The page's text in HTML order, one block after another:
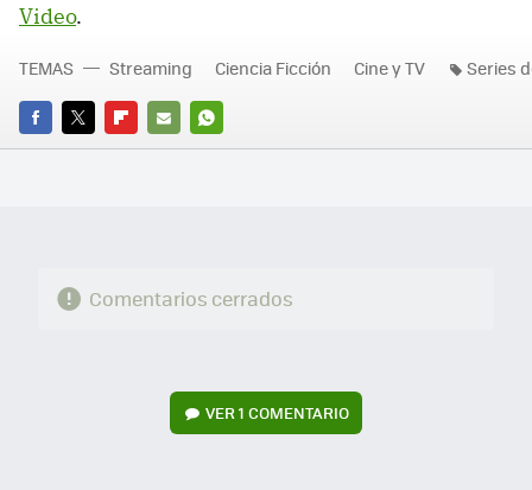
Video.
FACEBOOK
TWITTERFLIPBOARD
E-
WHATSAPP
TEMAS Streaming Ciencia Ficción Cine y TV Series
Comentarios cerrados
VER1 COMENTARIO